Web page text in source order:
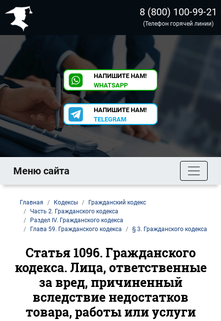
8 (800) 100-99-21
(Телефон горячей линии)
НАПИШИТЕ НАМ!
WHATSAPP
НАПИШИТЕ НАМ!
TELEGRAM
Меню сайта
Главная Кодексы
Гражданский кодекс
Часть 2. Гражданского кодекса
Раздел IV. Гражданского кодекса
Глава 59. Гражданского кодекса
§ 3. Гражданского кодекса
Статья 1096. Гражданского
кодекса. Лица, ответственные
за вред, причиненный
вследствие недостатков
товара, работы или услуги